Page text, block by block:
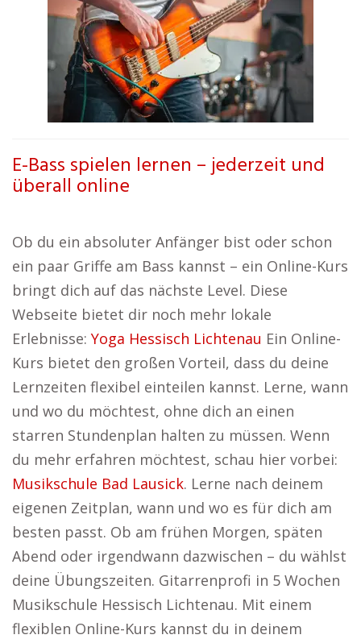
E-Bass spielen lernen – jederzeit und
überall online
Ob du ein absoluter Anfänger bist oder schon
ein paar Griffe am Bass kannst – ein Online-Kurs
bringt dich auf das nächste Level. Diese
Webseite bietet dir noch mehr lokale
Erlebnisse: Yoga Hessisch Lichtenau Ein Online-
Kurs bietet den großen Vorteil, dass du deine
Lernzeiten flexibel einteilen kannst. Lerne, wann
und wo du möchtest, ohne dich an einen
starren Stundenplan halten zu müssen. Wenn
du mehr erfahren möchtest, schau hier vorbei:
Musikschule Bad Lausick. Lerne nach deinem
eigenen Zeitplan, wann und wo es für dich am
besten passt. Ob am frühen Morgen, späten
Abend oder irgendwann dazwischen – du wählst
deine Übungszeiten. Gitarrenprofi in 5 Wochen
Musikschule Hessisch Lichtenau. Mit einem
flexiblen Online-Kurs kannst du in deinem